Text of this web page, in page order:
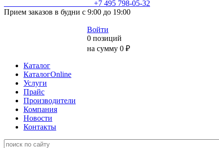
+7 495 798-05-32
Прием заказов в будни с 9:00 до 19:00
Войти
0 позиций
на сумму 0 ₽
Каталог
КаталогOnline
Услуги
Прайс
Производители
Компания
Новости
Контакты